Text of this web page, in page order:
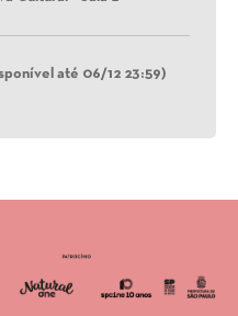
até 06/12 23:59)